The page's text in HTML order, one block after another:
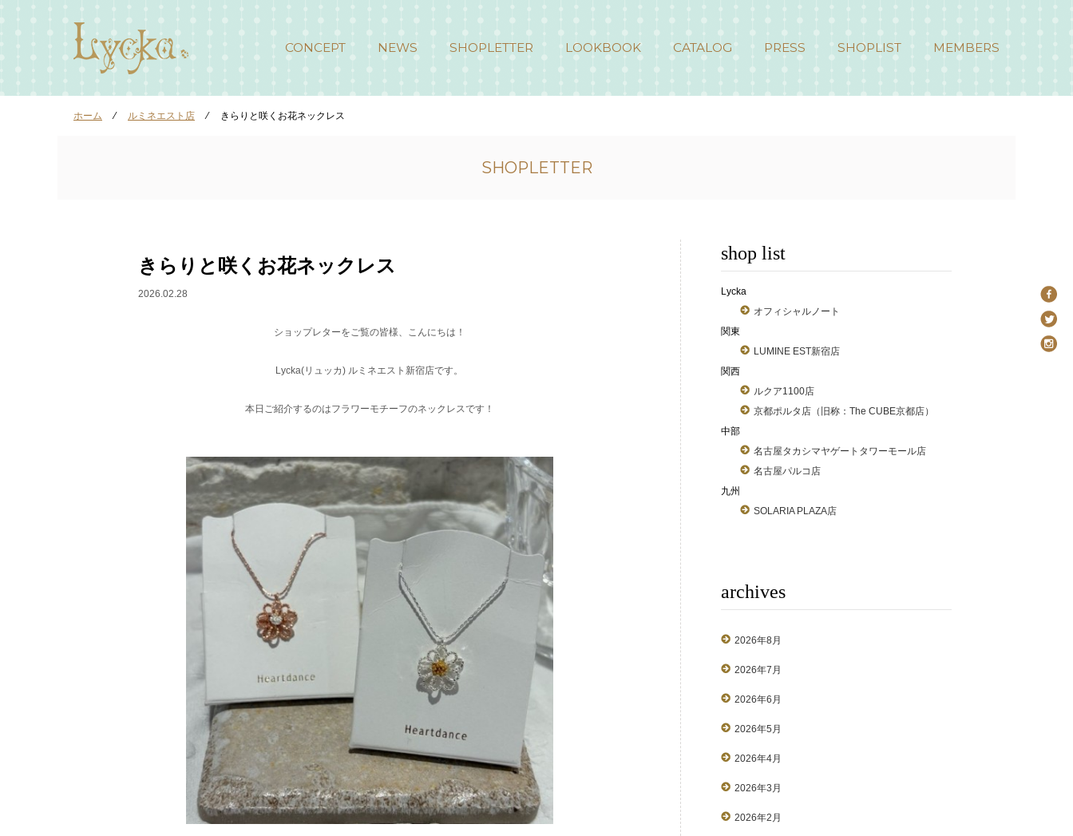
CONCEPT NEWS SHOPLETTER LOOKBOOK CATALOG PRESS SHOPLIST MEMBERS
ホーム ⁄ ルミネエスト店 ⁄ きらりと咲くお花ネックレス
SHOPLETTER
きらりと咲くお花ネックレス
2026.02.28
ショップレターをご覧の皆様、こんにちは！
Lycka(リュッカ) ルミネエスト新宿店です。
本日ご紹介するのはフラワーモチーフのネックレスです！
shop list
Lycka
オフィシャルノート
関東
LUMINE EST新宿店
関西
ルクア1100店
京都ポルタ店（旧称：The CUBE京都店）
中部
名古屋タカシマヤゲートタワーモール店
名古屋パルコ店
九州
SOLARIA PLAZA店
archives
2026年8月
2026年7月
2026年6月
2026年5月
2026年4月
2026年3月
2026年2月